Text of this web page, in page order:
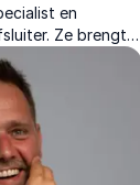
en
Ze brengt
ups met
perfecte afsluiter